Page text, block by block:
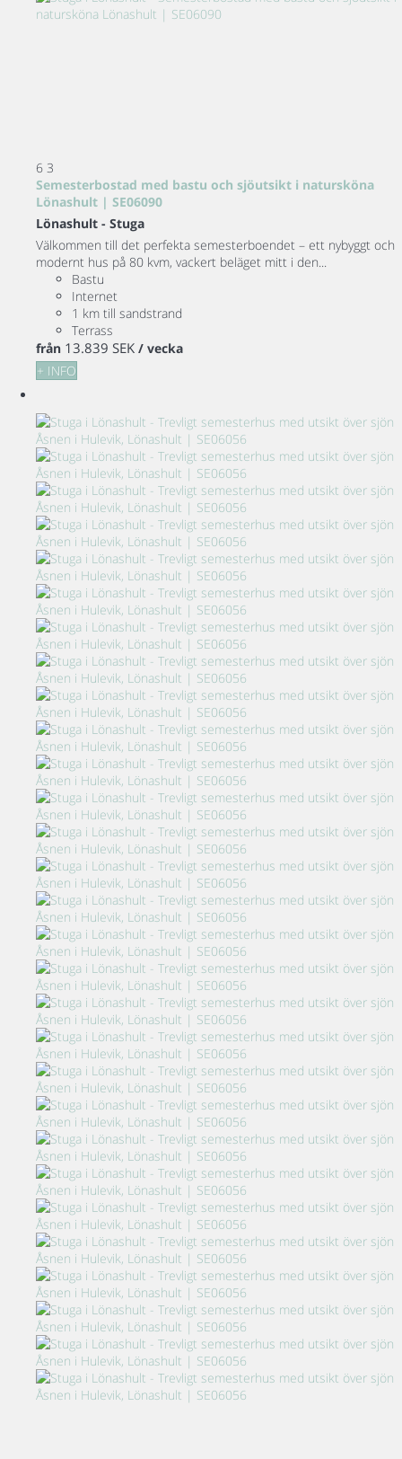
6 3
Semesterbostad med bastu och sjöutsikt i natursköna
Lönashult | SE06090
Lönashult - Stuga
Välkommen till det perfekta semesterboendet – ett nybyggt och
modernt hus på 80 kvm, vackert beläget mitt i den...
Bastu
Internet
1 km till sandstrand
Terrass
från 13.839 SEK / vecka
+ INFO